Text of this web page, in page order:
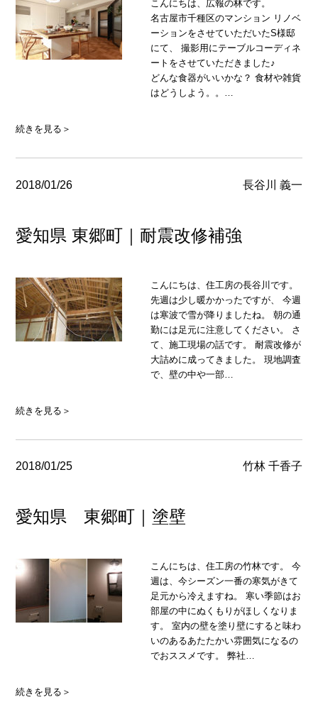
こんにちは、広報の林です。
名古屋市千種区のマンション リノベ
ーションをさせていただいたS様邸
にて、 撮影用にテーブルコーディネ
ートをさせていただきました♪
どんな食器がいいかな？ 食材や雑貨
はどうしよう。。…
続きを見る＞
2018/01/26 長谷川 義一
愛知県 東郷町｜耐震改修補強
こんにちは、住工房の長谷川です。
先週は少し暖かかったですが、 今週
は寒波で雪が降りましたね。 朝の通
勤には足元に注意してください。 さ
て、施工現場の話です。 耐震改修が
大詰めに成ってきました。 現地調査
で、壁の中や一部…
続きを見る＞
2018/01/25 竹林 千香子
愛知県 東郷町｜塗壁
こんにちは、住工房の竹林です。 今
週は、今シーズン一番の寒気がきて
足元から冷えますね。 寒い季節はお
部屋の中にぬくもりがほしくなりま
す。 室内の壁を塗り壁にすると味わ
いのあるあたたかい雰囲気になるの
でおススメです。 弊社…
続きを見る＞